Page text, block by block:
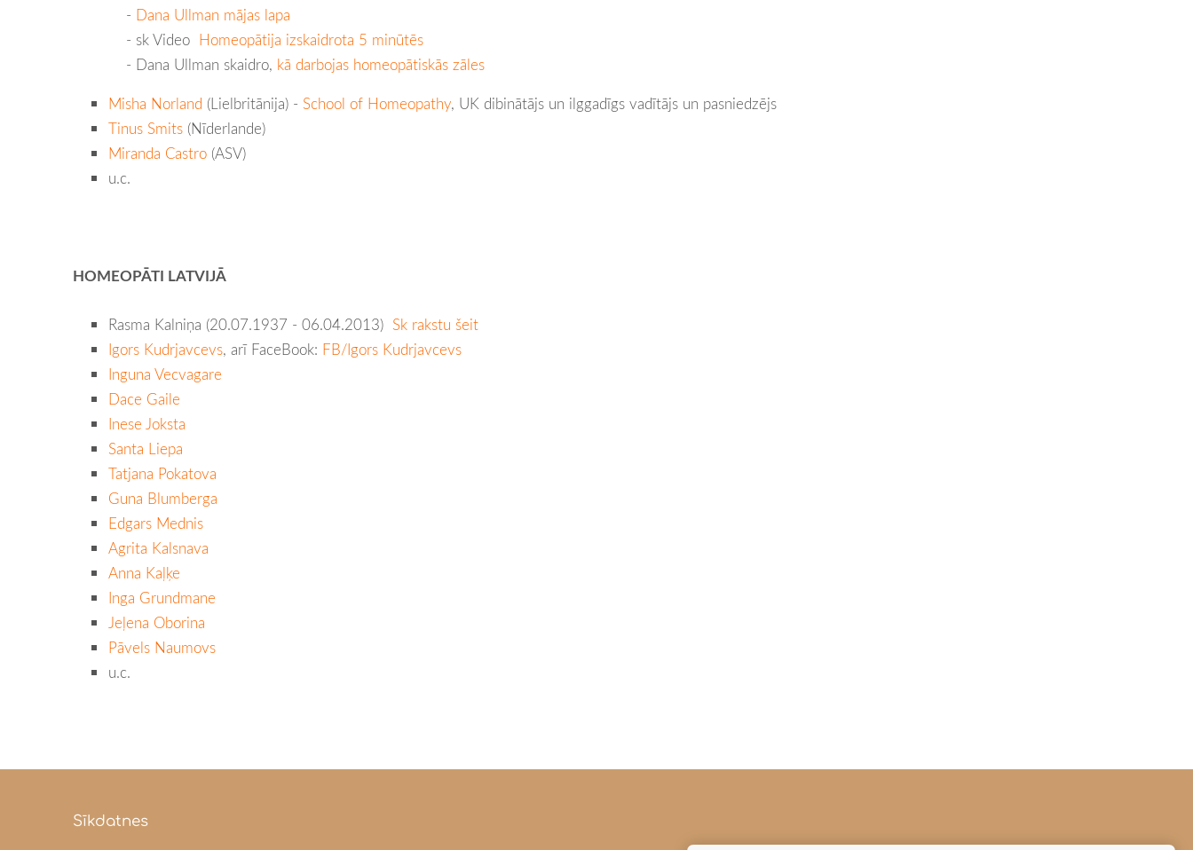
- Dana Ullman mājas lapa
- sk Video Homeopātija izskaidrota 5 minūtēs
- Dana Ullman skaidro, kā darbojas homeopātiskās zāles
Misha Norland (Lielbritānija) - School of Homeopathy, UK dibinātājs un ilggadīgs vadītājs un pasniedzējs
Tinus Smits (Nīderlande)
Miranda Castro (ASV)
u.c.
HOMEOPĀTI LATVIJĀ
Rasma Kalniņa (20.07.1937 - 06.04.2013) Sk rakstu šeit
Igors Kudrjavcevs, arī FaceBook: FB/Igors Kudrjavcevs
Inguna Vecvagare
Dace Gaile
Inese Joksta
Santa Liepa
Tatjana Pokatova
Guna Blumberga
Edgars Mednis
Agrita Kalsnava
Anna Kaļķe
Inga Grundmane
Jeļena Oborina
Pāvels Naumovs
u.c.
Sīkdatnes